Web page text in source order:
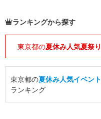
ランキングから探す
東京都の夏休み人気夏祭り
東京都の夏休み人気イベント
ランキング